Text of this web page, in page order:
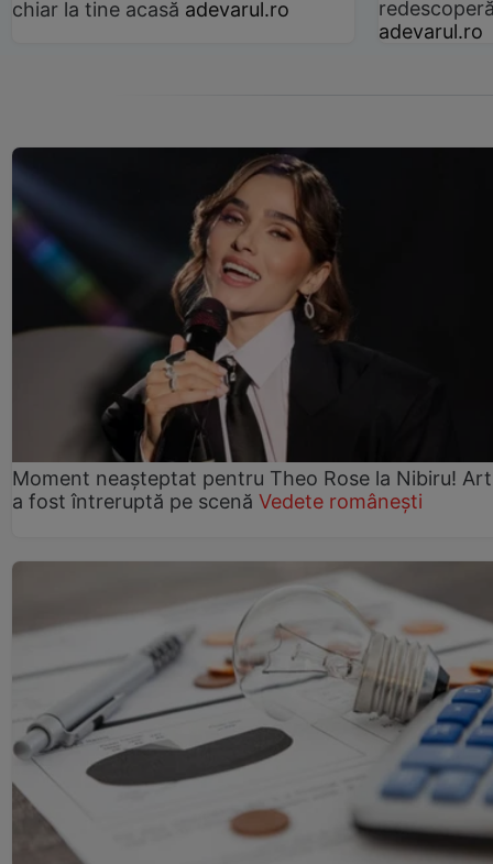
chiar la tine acasă adevarul.ro
adevarul.ro
Moment neașteptat pentru Theo Rose la Nibiru!
a fost întreruptă pe scenă Vedete românești